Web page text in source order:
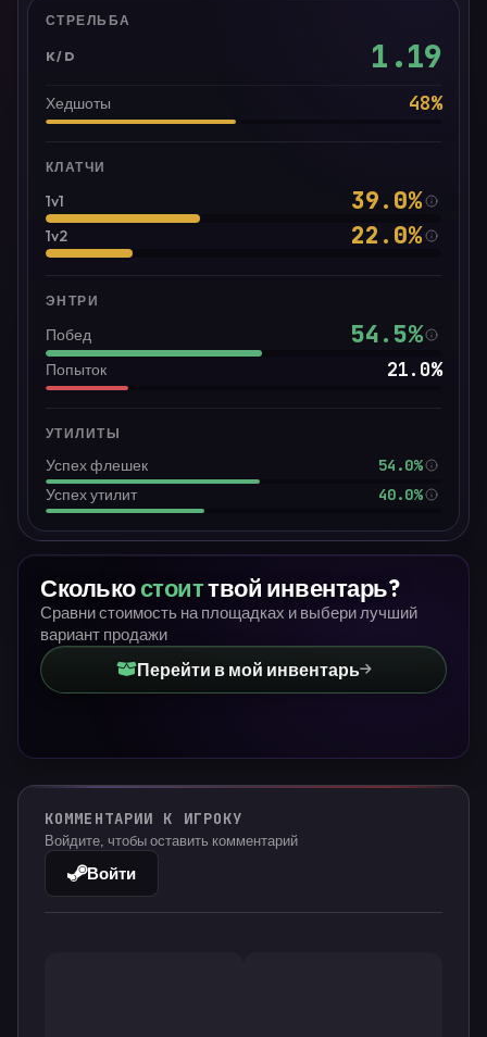
СТРЕЛЬБА
K/D 1.19
Хедшоты 48%
КЛАТЧИ
1v1 39.0%
1v2 22.0%
ЭНТРИ
Побед 54.5%
Попыток 21.0%
УТИЛИТЫ
Успех флешек
54.0%
Успех утилит
40.0%
Сколькостоиттвой инвентарь?
Сравни стоимость на площадках и выбери лучший
вариант продажи
Перейти в мой инвентарь
КОММЕНТАРИИ К ИГРОКУ
Войдите, чтобы оставить комментарий
Войти